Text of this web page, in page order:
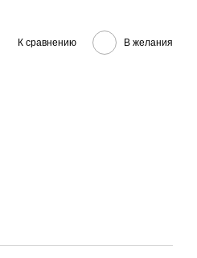
К сравнению В желания